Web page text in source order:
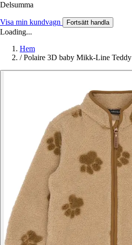
Delsumma
Visa min kundvagn Fortsätt handla
Loading...
Hem
/ Polaire 3D baby Mikk-Line Teddy